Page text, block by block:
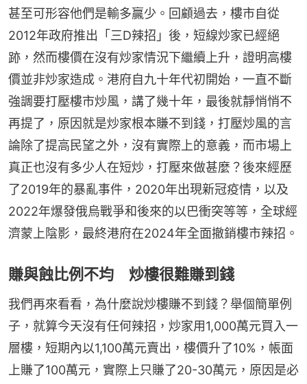
甚至可形容他們是輸多贏少。回顧過去，樓市自從
2012年政府推出「三D辣招」後，短線炒家已經絕
跡，然而樓價在沒有炒家情況下繼續上升，證明高樓
價並非炒家造成。港府自九十年代初開始，一直不斷
強調要打壓樓市炒風，講了幾十年，最後就靜悄悄不
再提了，原因就是炒家根本賺不到錢，打壓炒風的言
論除了提高民望之外，沒有實際上的意義，而市場上
真正也沒有多少人在短炒，打壓來做甚麼？後來經歷
了2019年的暴亂事件，2020年出現新冠疫情，以及
2022年爆發俄烏戰爭和後來的以巴衝突等等，全球經
濟蒙上陰影，最終港府在2024年全面撤銷樓市辣招。
賺與蝕比例不均 炒樓很難賺到錢
我們再來看看，為什麼說炒樓賺不到錢？舉個簡單例
子，就算今天沒有任何辣招，炒家用1,000萬元買入一
層樓，短期內以1,100萬元賣出，樓價升了10%，帳面
上賺了100萬元，實際上只賺了20-30萬元，原因是必